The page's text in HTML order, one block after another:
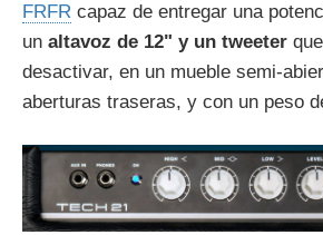
FRFR capaz de entregar una
un altavoz de 12" y un tweeter
desactivar, en un mueble semi-
aberturas traseras, y con un peso